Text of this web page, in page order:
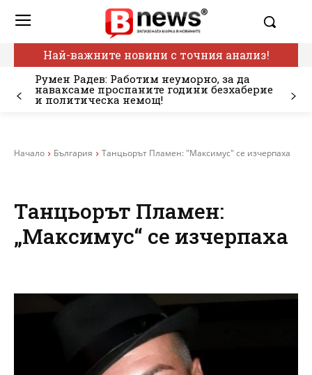
Най-важните новини с точния анализ!
Румен Радев: Работим неуморно, за да
наваксаме проспаните години безхаберие
и политическа немощ!
Начало България Танцьорът Пламен: "Максимус" се изчерпаха
Танцьорът Пламен:
„Максимус“ се изчерпаха